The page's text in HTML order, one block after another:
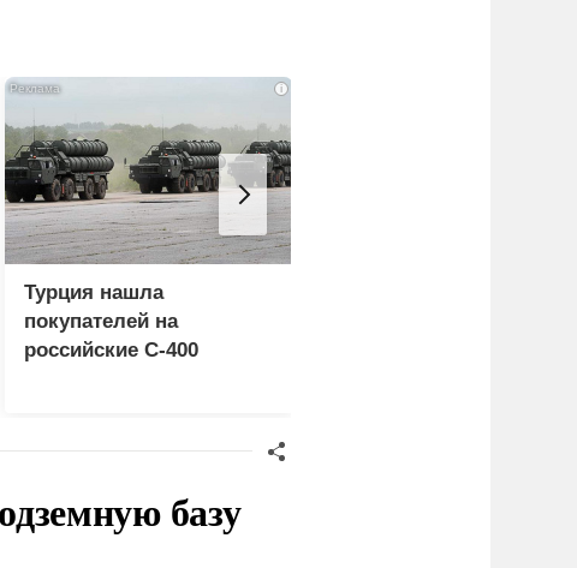
i
Турция нашла
покупателей на
российские C-400
базу